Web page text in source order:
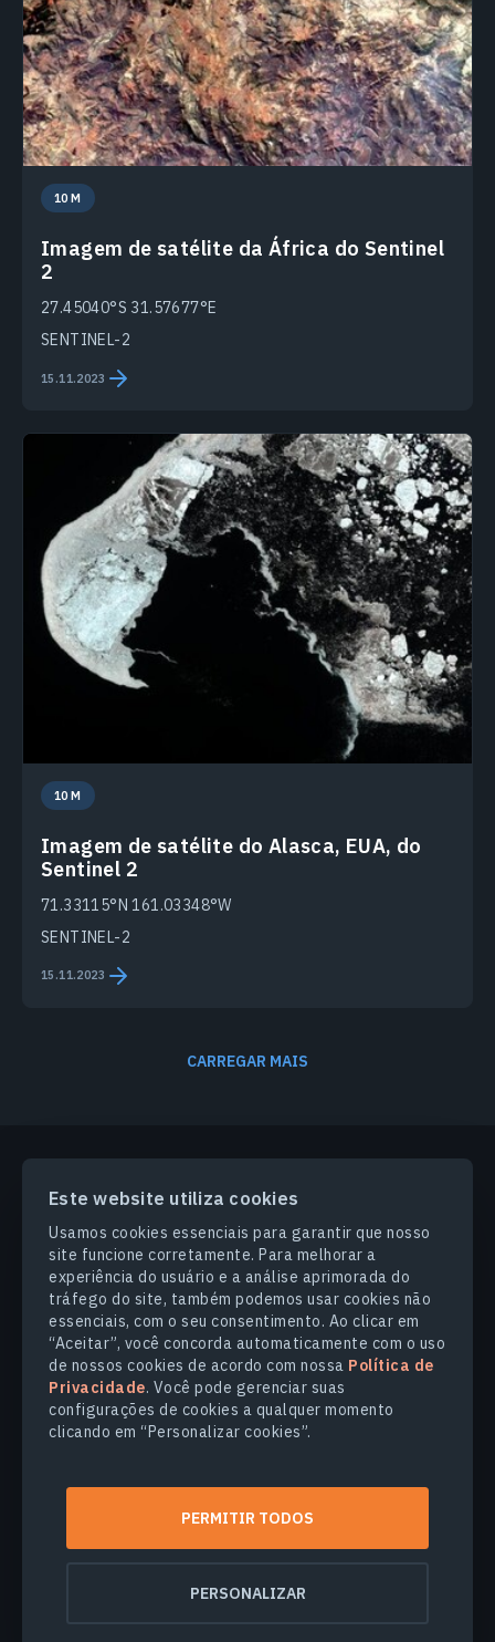
Este website utiliza cookies
Usamos cookies essenciais para garantir que nosso
site funcione corretamente. Para melhorar a
experiência do usuário e a análise aprimorada do
tráfego do site, também podemos usar cookies não
essenciais, com o seu consentimento. Ao clicar em
“Aceitar”, você concorda automaticamente com o uso
de nossos cookies de acordo com nossa Política de
Privacidade. Você pode gerenciar suas
configurações de cookies a qualquer momento
clicando em “Personalizar cookies”.
PERMITIR TODOS
PERSONALIZAR
10 M
Imagem de satélite da África do Sentinel
2
27.45040°S 31.57677°E
SENTINEL-2
15.11.2023
10 M
Imagem de satélite do Alasca, EUA, do
Sentinel 2
71.33115°N 161.03348°W
SENTINEL-2
15.11.2023
CARREGAR MAIS
PRODUCTS & SOLUTIONS
SETORES
COMPANHIA
EXPLORE
Segurança dos dados